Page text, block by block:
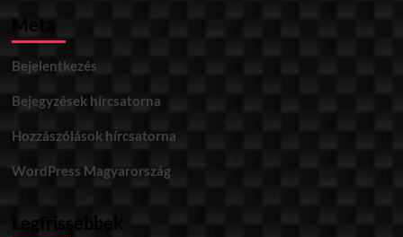
Meta
Bejelentkezés
Bejegyzések hírcsatorna
Hozzászólások hírcsatorna
WordPress Magyarország
Legfrissebbek